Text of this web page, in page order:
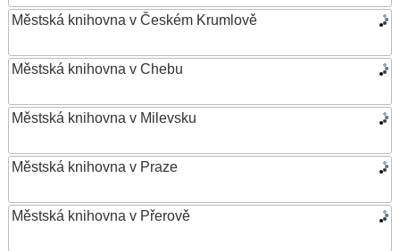
Městská knihovna v Českém Krumlově
Městská knihovna v Chebu
Městská knihovna v Milevsku
Městská knihovna v Praze
Městská knihovna v Přerově